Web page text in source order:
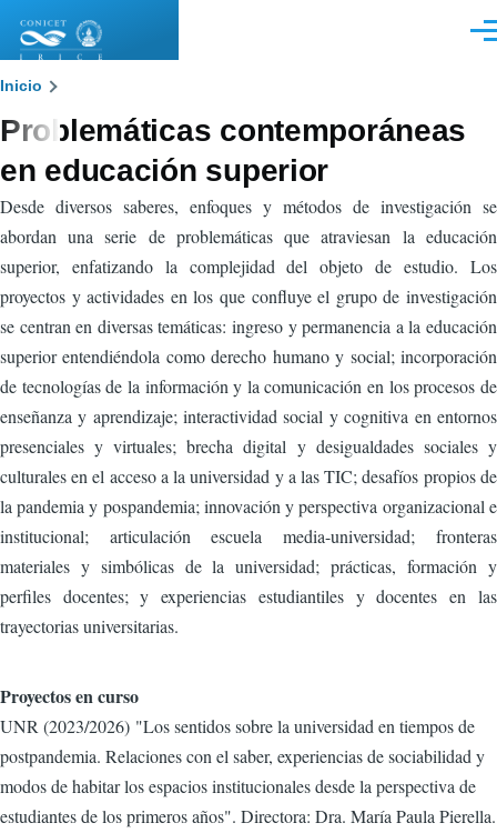
Sobrescribir
enlaces
de
ayuda
a
la
navegación
Inicio
Problemáticas contemporáneas
en educación superior
Desde diversos saberes, enfoques y métodos de investigación se
abordan una serie de problemáticas que atraviesan la educación
superior, enfatizando la complejidad del objeto de estudio. Los
proyectos y actividades en los que confluye el grupo de investigación
se centran en diversas temáticas: ingreso y permanencia a la educación
superior entendiéndola como derecho humano y social; incorporación
de tecnologías de la información y la comunicación en los procesos de
enseñanza y aprendizaje; interactividad social y cognitiva en entornos
presenciales y virtuales; brecha digital y desigualdades sociales y
culturales en el acceso a la universidad y a las TIC; desafíos propios de
la pandemia y pospandemia; innovación y perspectiva organizacional e
institucional; articulación escuela media-universidad; fronteras
materiales y simbólicas de la universidad; prácticas, formación y
perfiles docentes; y experiencias estudiantiles y docentes en las
trayectorias universitarias.
Proyectos en curso
UNR (2023/2026) "Los sentidos sobre la universidad en tiempos de
postpandemia. Relaciones con el saber, experiencias de sociabilidad y
modos de habitar los espacios institucionales desde la perspectiva de
estudiantes de los primeros años". Directora: Dra. María Paula Pierella.